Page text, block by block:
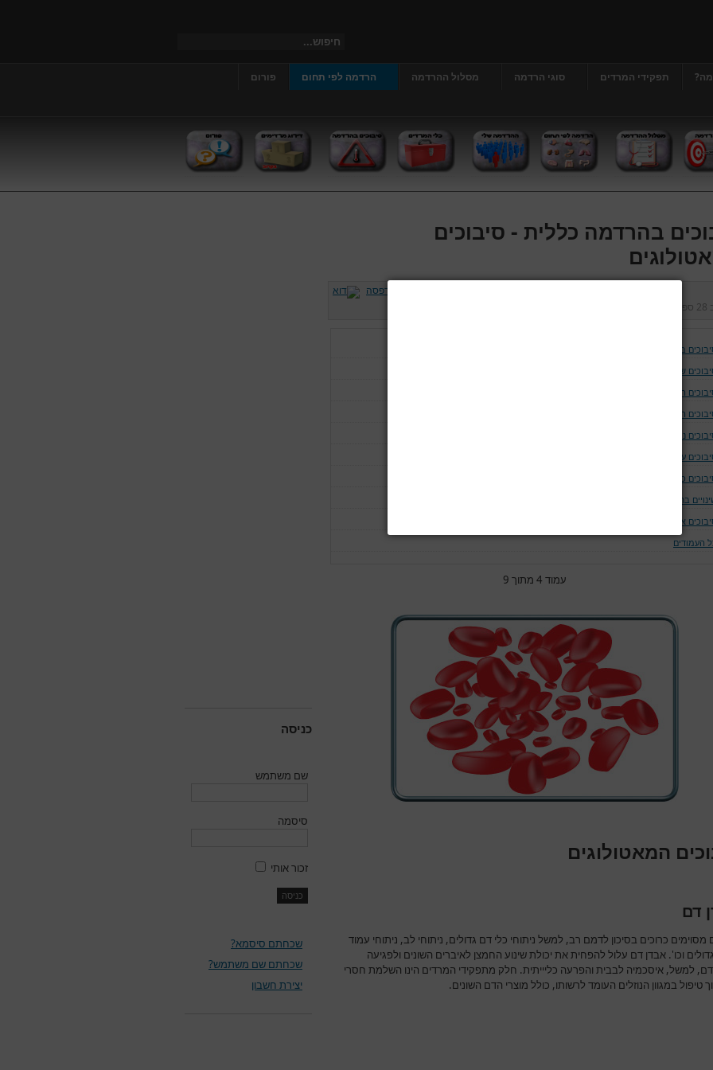
תפקידי המרדים סוגי הרדמה מסלול ההרדמה הרדמה לפי תחום
פורום
בהרדמה כללית - סיבוכים
28 ספטמבר 2012
בהרדמה כללית
של נתיב האויר ומערכת הנשימה
המודינמים
המאטולוגים
נוירולוגים ושריריים
עיניים
כליתיים
בחום הגוף
אחרים
העמודים
עמוד 4 מתוך 9
המאטולוגים
דם
מסוימים כרוכים בסיכון לדמם רב, למשל ניתוחי כלי דם גדולים, ניתוחי לב, ניתוחי עמוד
וכו'. אבדן דם עלול להפחית את יכולת שינוע החמצן לאיברים השונים ולפגיעה
למשל, איסכמיה לבבית והפרעה כליייתית. חלק מתפקידי המרדים הינו השלמת חסרי
טיפול במגוון הנוזלים העומד לרשותו, כולל מוצרי הדם השונים.
כניסה
שם משתמש
סיסמה
זכור אותי
שכחתם סיסמא?
שכחתם שם משתמש?
יצירת חשבון